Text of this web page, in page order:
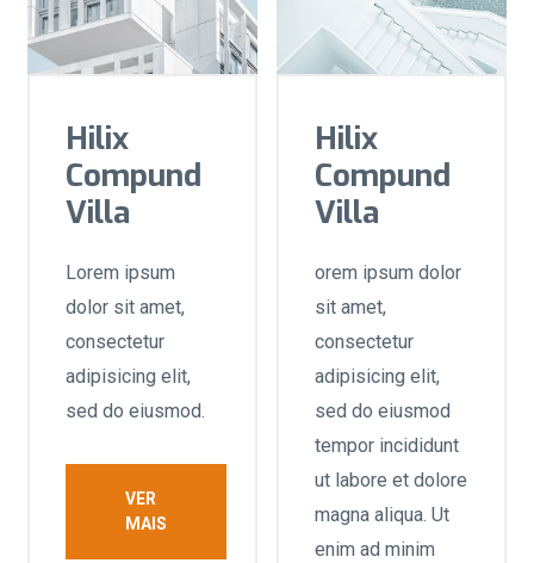
Hilix
Compund
Villa
Lorem ipsum
dolor sit amet,
consectetur
adipisicing elit,
sed do eiusmod.
VER
MAIS
Hilix
Compund
Villa
orem ipsum dolor
sit amet,
consectetur
adipisicing elit,
sed do eiusmod
tempor incididunt
ut labore et dolore
magna aliqua. Ut
enim ad minim